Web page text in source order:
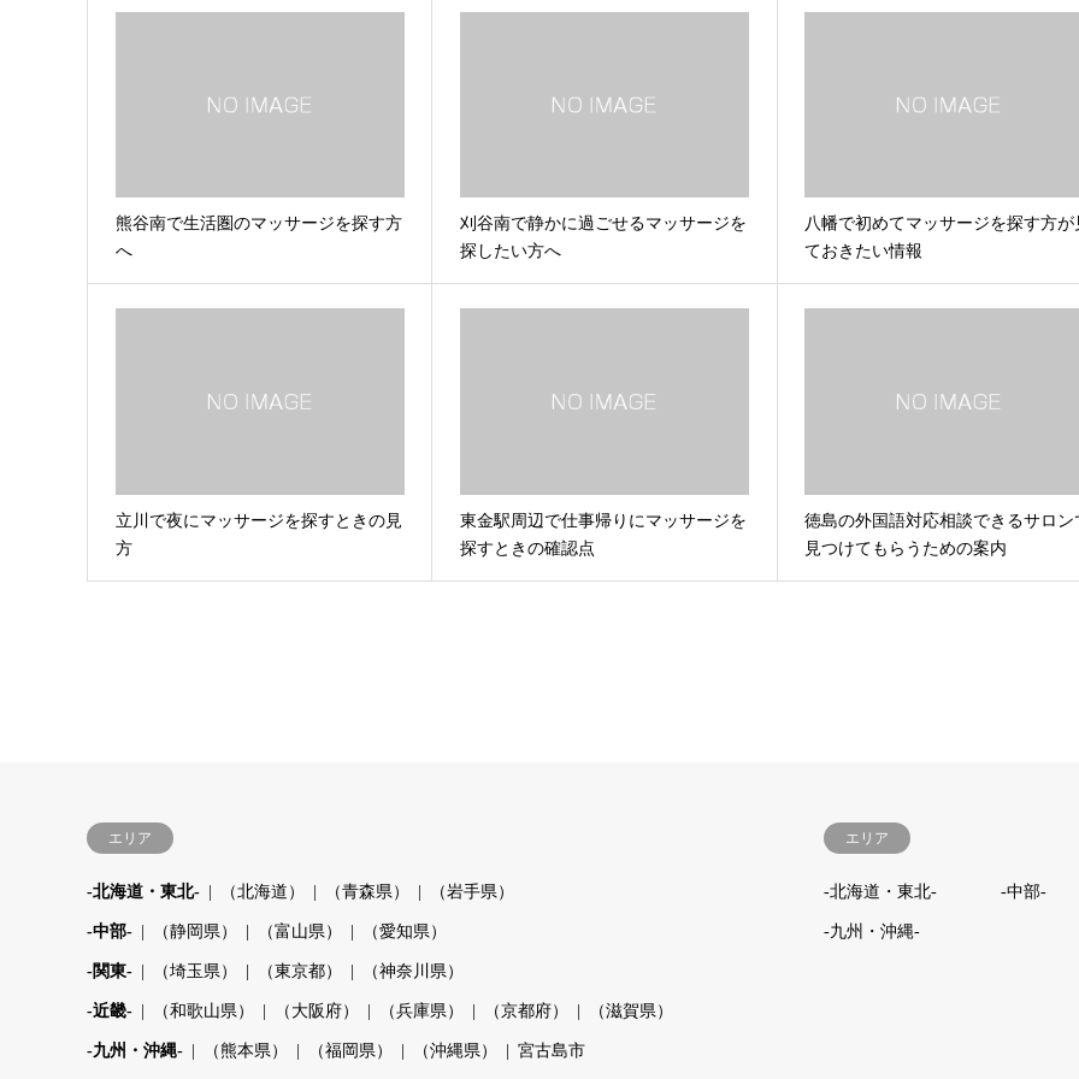
熊谷南で生活圏のマッサージを探す方
へ
刈谷南で静かに過ごせるマッサージを
探したい方へ
八幡で初めてマッサージを探す方が
ておきたい情報
立川で夜にマッサージを探すときの見
方
東金駅周辺で仕事帰りにマッサージを
探すときの確認点
徳島の外国語対応相談できるサロン
見つけてもらうための案内
エリア
-北海道・東北- （北海道） （青森県） （岩手県）
-中部- （静岡県） （富山県） （愛知県）
-関東- （埼玉県） （東京都） （神奈川県）
-近畿- （和歌山県） （大阪府） （兵庫県） （京都府） （滋賀県）
-九州・沖縄- （熊本県） （福岡県） （沖縄県） 宮古島市
エリア
-北海道・東北- -中部-
-九州・沖縄-